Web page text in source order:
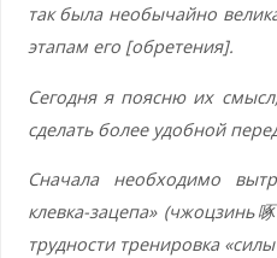
так была необычайно
этапам его [обретения].
Сегодня я поясню их
сделать более удобной
Сначала необходимо
клевка-зацепа» (чжоцзинь啄
трудности тренировка